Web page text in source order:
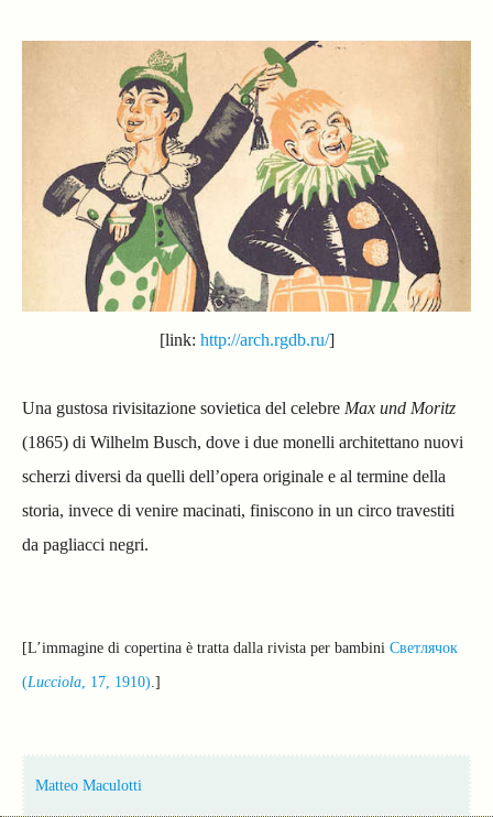
[link: http://arch.rgdb.ru/]
Una gustosa rivisitazione sovietica del celebre Max und Moritz
(1865) di Wilhelm Busch, dove i due monelli architettano nuovi
scherzi diversi da quelli dell’opera originale e al termine della
storia, invece di venire macinati, finiscono in un circo travestiti
da pagliacci negri.
[L’immagine di copertina è tratta dalla rivista per bambini Светлячок
(Lucciola, 17, 1910).]
Matteo Maculotti